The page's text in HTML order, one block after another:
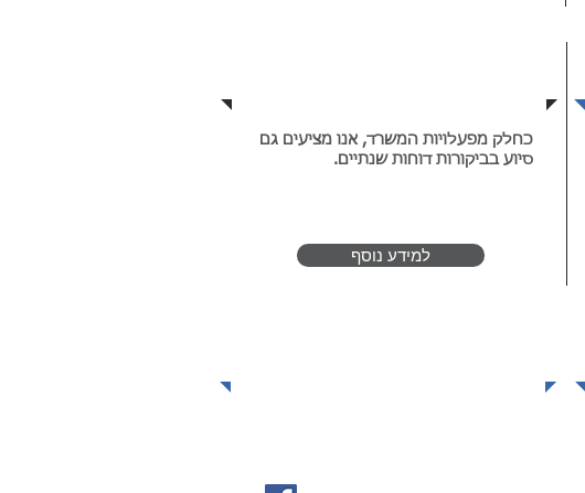
כחלק מפעלויות המשרד, אנו מציעים גם
סיוע בביקורות דוחות שנתיים.
למידע נוסף